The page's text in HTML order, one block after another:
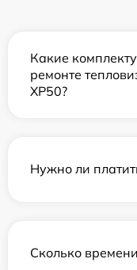
Какие
ремонте
XP50?
Нужно ли
Сколько